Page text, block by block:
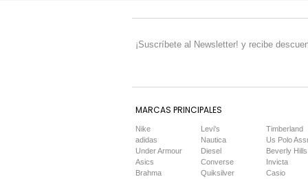
¡Suscríbete al Newsletter! y recibe
MARCAS PRINCIPALES
Nike
adidas
Under Armour
Asics
Brahma
Levi's
Nautica
Diesel
Converse
Quiksilver
Timberland
Us Polo
Beverly Hills
Invicta
Casio